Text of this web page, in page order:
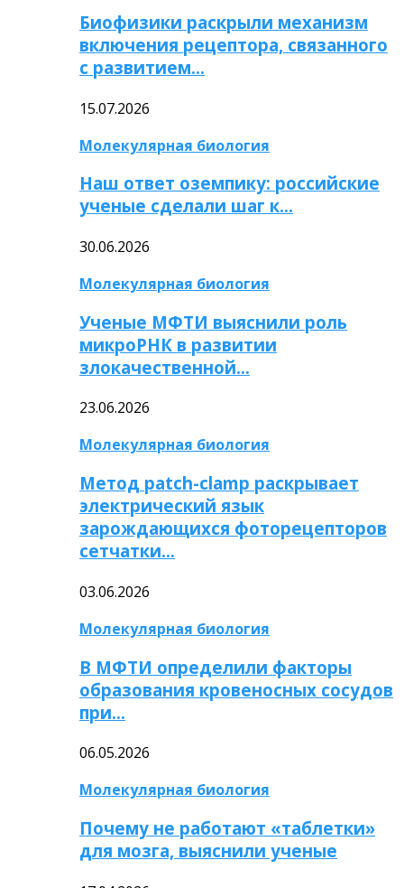
Биофизики раскрыли механизм
включения рецептора, связанного
с развитием…
15.07.2026
Молекулярная биология
Наш ответ оземпику: российские
ученые сделали шаг к…
30.06.2026
Молекулярная биология
Ученые МФТИ выяснили роль
микроРНК в развитии
злокачественной…
23.06.2026
Молекулярная биология
Метод patch-clamp раскрывает
электрический язык
зарождающихся фоторецепторов
сетчатки…
03.06.2026
Молекулярная биология
В МФТИ определили факторы
образования кровеносных сосудов
при…
06.05.2026
Молекулярная биология
Почему не работают «таблетки»
для мозга, выяснили ученые